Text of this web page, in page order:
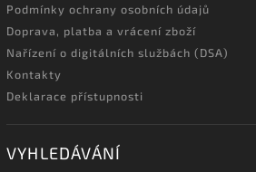
Podmínky ochrany osobních údajů
Doprava, platba a vrácení zboží
Nařízení o digitálních službách (DSA)
Kontakty
Deklarace přístupnosti
VYHLEDÁVÁNÍ